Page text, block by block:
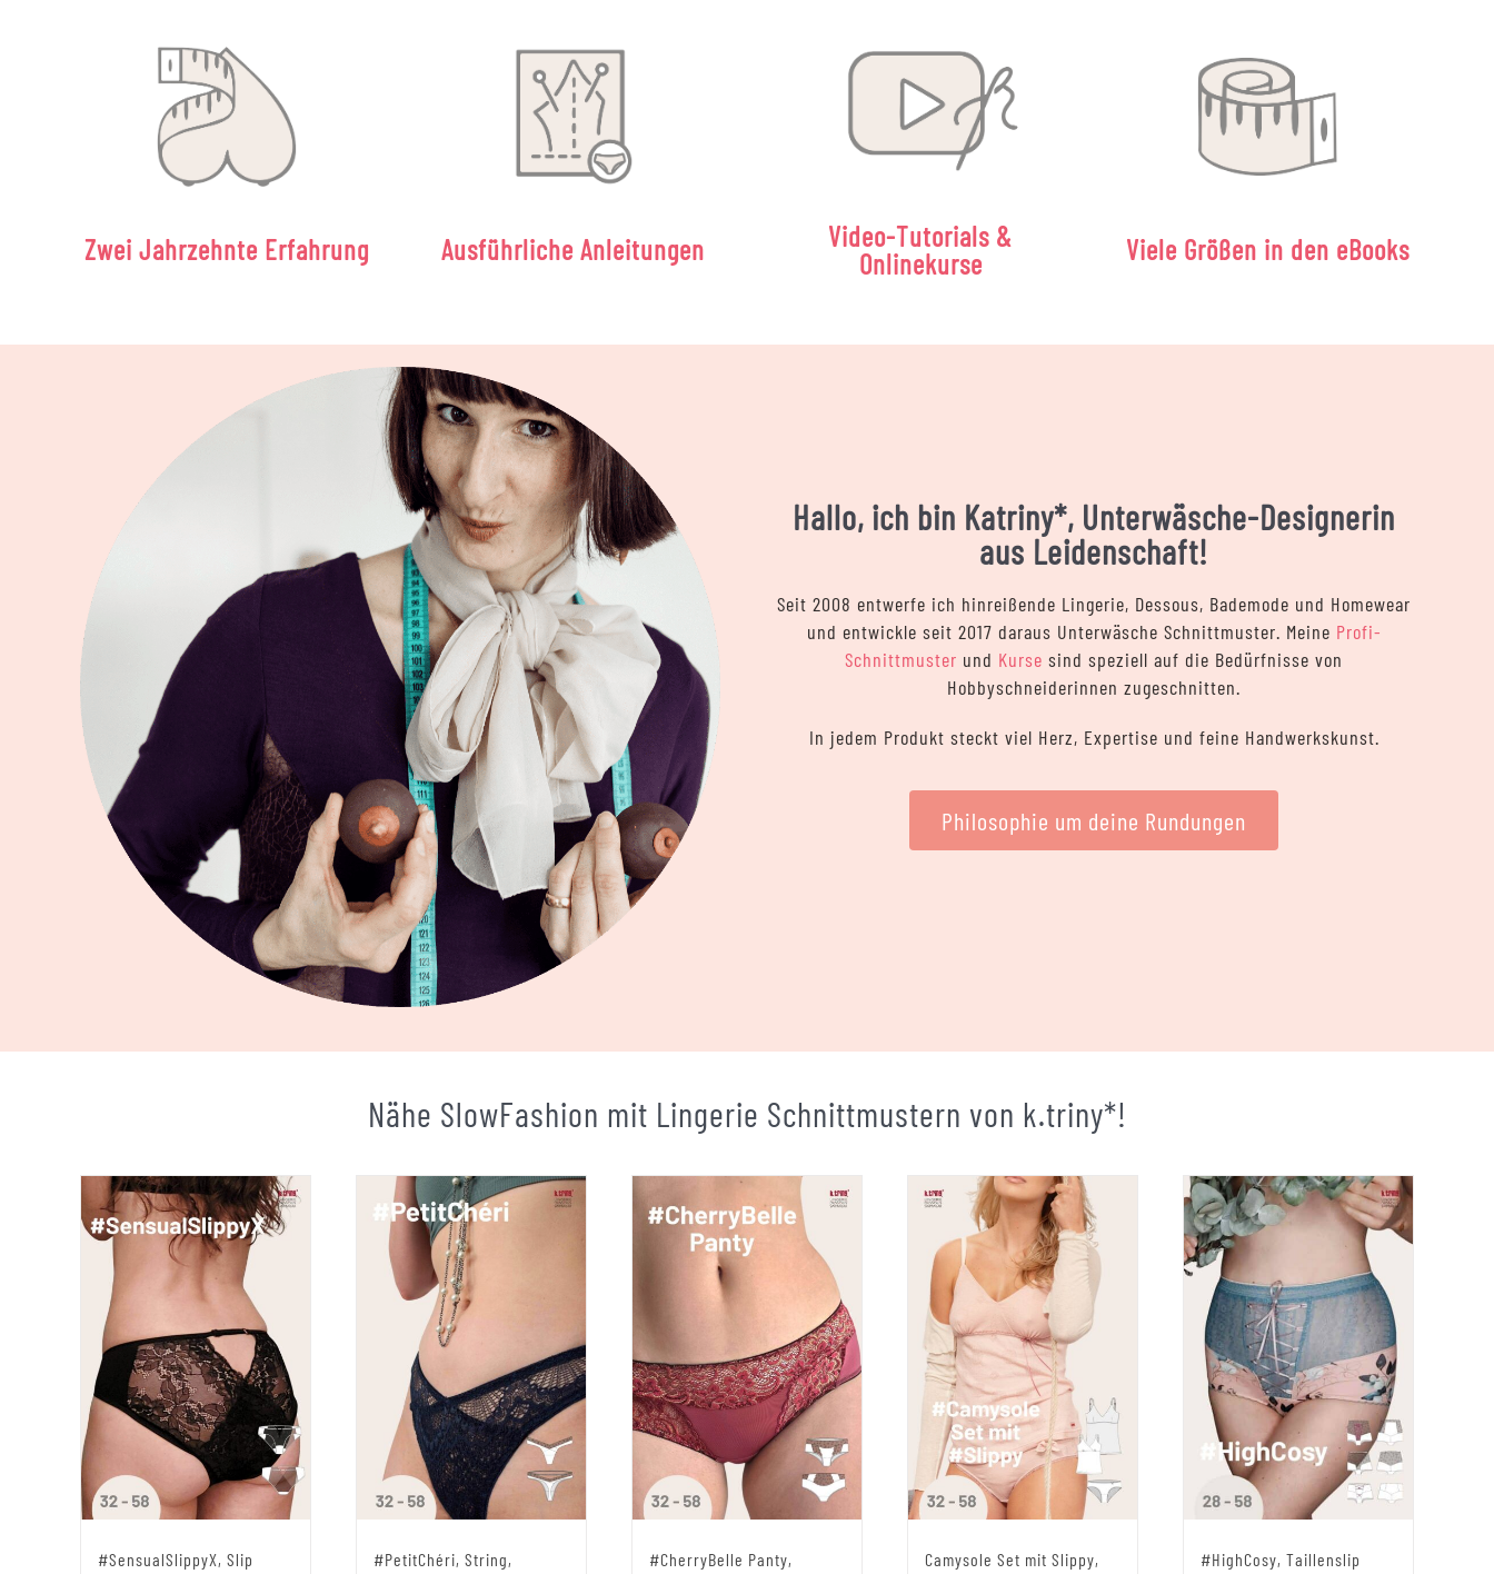
Zwei Jahrzehnte Erfahrung Ausführliche Anleitungen
Video-Tutorials &
Onlinekurse
Viele Größen in den eBooks
Hallo, ich bin Katriny*, Unterwäsche-Designerin
aus Leidenschaft!
Seit 2008 entwerfe ich hinreißende Lingerie, Dessous, Bademode und Homewear
und entwickle seit 2017 daraus Unterwäsche Schnittmuster. Meine Profi-
Schnittmuster und Kurse sind speziell auf die Bedürfnisse von
Hobbyschneiderinnen zugeschnitten.
In jedem Produkt steckt viel Herz, Expertise und feine Handwerkskunst.
Philosophie um deine Rundungen
Nähe SlowFashion mit Lingerie Schnittmustern von k.triny*!
#SensualSlippyX, Slip
#PetitChéri, String,
#CherryBelle Panty,
Camysole Set mit Slippy,
#HighCosy, Taillenslip